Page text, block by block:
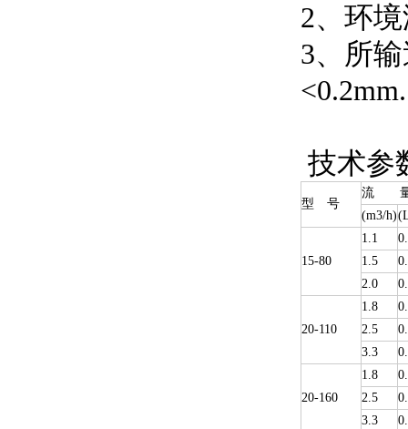
2、环
3、所
<0.2mm.
技术参
型 号
流
(m3/h)
15-80
1.1
1.5
2.0
20-110
1.8
2.5
3.3
20-160
1.8
2.5
3.3